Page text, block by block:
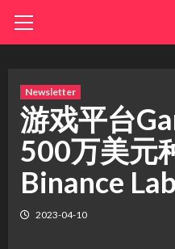
Menu
Newsletter
游戏平台
500万美元
Binance
2023-04-10